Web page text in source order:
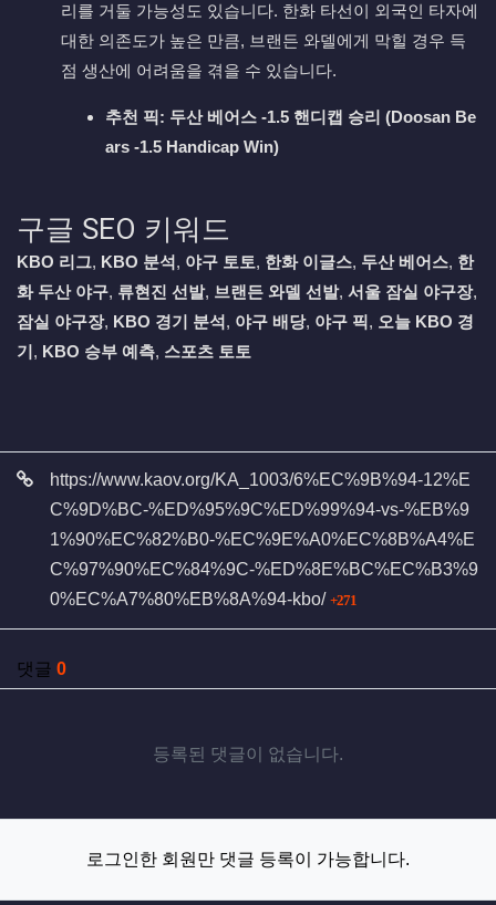
리를 거둘 가능성도 있습니다. 한화 타선이 외국인 타자에
대한 의존도가 높은 만큼, 브랜든 와델에게 막힐 경우 득
점 생산에 어려움을 겪을 수 있습니다.
추천 픽: 두산 베어스 -1.5 핸디캡 승리 (Doosan Be
ars -1.5 Handicap Win)
구글 SEO 키워드
KBO 리그, KBO 분석, 야구 토토, 한화 이글스, 두산 베어스, 한
화 두산 야구, 류현진 선발, 브랜든 와델 선발, 서울 잠실 야구장,
잠실 야구장, KBO 경기 분석, 야구 배당, 야구 픽, 오늘 KBO 경
기, KBO 승부 예측, 스포츠 토토
관련자료https://www.kaov.org/KA_1003/6%EC%9B%94-12%E
C%9D%BC-%ED%95%9C%ED%99%94-vs-%EB%9
1%90%EC%82%B0-%EC%9E%A0%EC%8B%A4%E
C%97%90%EC%84%9C-%ED%8E%BC%EC%B3%9
0%EC%A7%80%EB%8A%94-kbo/
271
댓글 0
등록된 댓글이 없습니다.
로그인한 회원만 댓글 등록이 가능합니다.